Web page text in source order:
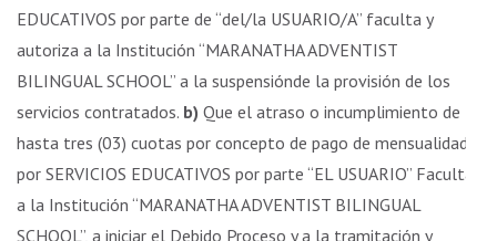
EDUCATIVOS por parte de “del/la USUARIO/A” faculta y
autoriza a la Institución “MARANATHA ADVENTIST
BILINGUAL SCHOOL” a la suspensiónde la provisión de los
servicios contratados. b) Que el atraso o incumplimiento de
hasta tres (03) cuotas por concepto de pago de mensualidad
por SERVICIOS EDUCATIVOS por parte “EL USUARIO” Faculta
a la Institución “MARANATHA ADVENTIST BILINGUAL
SCHOOL”, a iniciar el Debido Proceso y a la tramitación y